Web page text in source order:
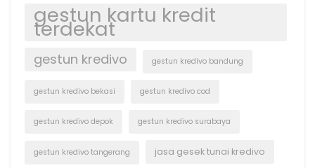
gestun kartu kredit
terdekat
gestun kredivo gestun kredivo bandung
gestun kredivo bekasi gestun kredivo cod
gestun kredivo depok gestun kredivo surabaya
gestun kredivo tangerang jasa gesek tunai kredivo